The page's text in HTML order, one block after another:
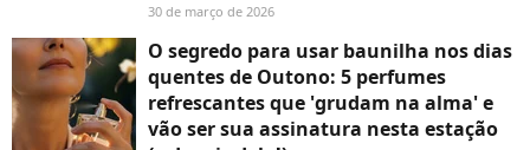
30 de março de 2026
O segredo para usar baunilha nos dias
quentes de Outono: 5 perfumes
refrescantes que 'grudam na alma' e
vão ser sua assinatura nesta estação